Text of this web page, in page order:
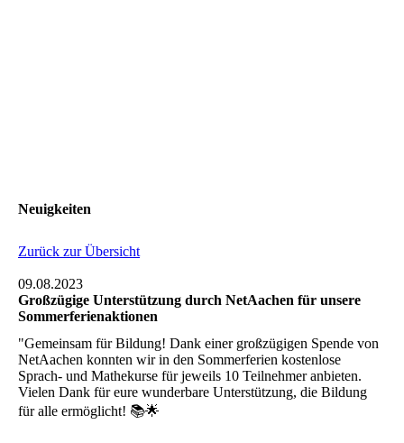
Neuigkeiten
Zurück zur Übersicht
09.08.2023
Großzügige Unterstützung durch NetAachen für unsere
Sommerferienaktionen
"Gemeinsam für Bildung! Dank einer großzügigen Spende von
NetAachen konnten wir in den Sommerferien kostenlose
Sprach- und Mathekurse für jeweils 10 Teilnehmer anbieten.
Vielen Dank für eure wunderbare Unterstützung, die Bildung
für alle ermöglicht! 📚🌟